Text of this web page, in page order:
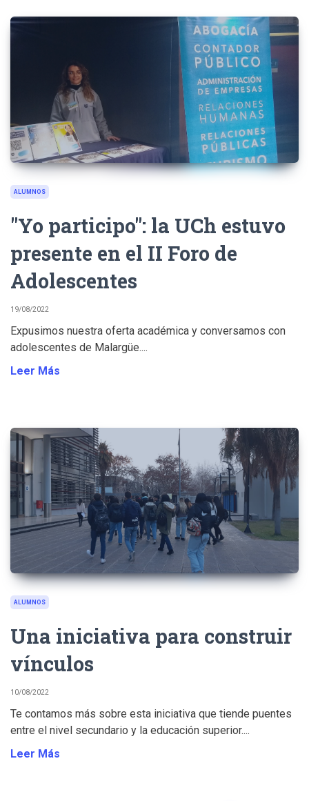
ALUMNOS
"Yo participo": la UCh estuvo
presente en el II Foro de
Adolescentes
19/08/2022
Expusimos nuestra oferta académica y conversamos con
adolescentes de Malargüe....
Leer Más
ALUMNOS
Una iniciativa para construir
vínculos
10/08/2022
Te contamos más sobre esta iniciativa que tiende puentes
entre el nivel secundario y la educación superior....
Leer Más